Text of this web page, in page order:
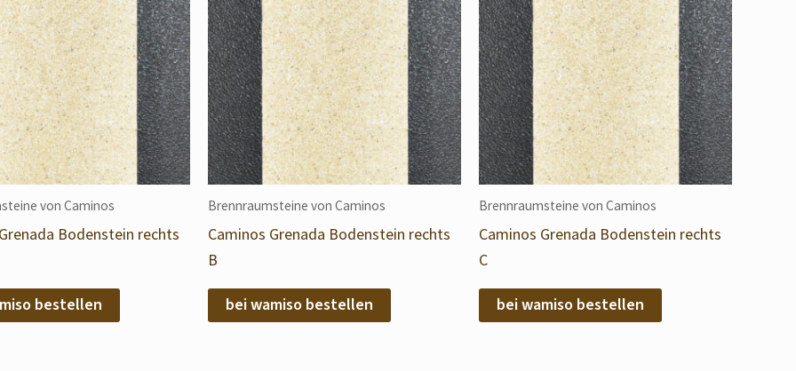
von Caminos
Bodenstein rechts
bestellen
Brennraumsteine von Caminos
Caminos Grenada Bodenstein rechts
B
bei wamiso bestellen
Brennraumsteine von Caminos
Caminos Grenada Bodenstein rechts
C
bei wamiso bestellen